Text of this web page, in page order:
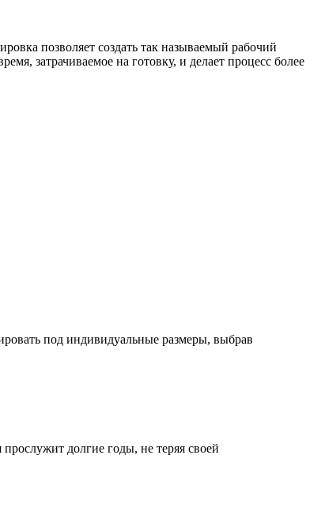
позволяет создать так называемый рабочий
затрачиваемое на готовку, и делает процесс более
под индивидуальные размеры, выбрав
долгие годы, не теряя своей